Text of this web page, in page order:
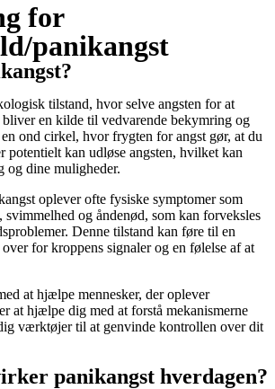
for
panikangst
tilstand, hvor selve angsten for at
bliver en kilde til vedvarende bekymring og
ond cirkel, hvor frygten for angst gør, at du
potentielt kan udløse angsten, hvilket kan
og dine muligheder.
oplever ofte fysiske symptomer som
svimmelhed og åndenød, som kan forveksles
Denne tilstand kan føre til en
for kroppens signaler og en følelse af at
at hjælpe mennesker, der oplever
at hjælpe dig med at forstå mekanismerne
værktøjer til at genvinde kontrollen over dit
panikangst hverdagen?